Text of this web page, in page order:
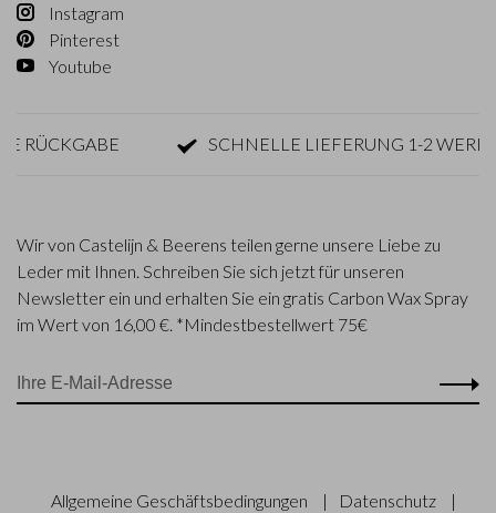
Instagram
Pinterest
Youtube
SCHNELLE LIEFERUNG 1-2 WERKTAGE
Wir von Castelijn & Beerens teilen gerne unsere Liebe zu
Leder mit Ihnen. Schreiben Sie sich jetzt für unseren
Newsletter ein und erhalten Sie ein gratis Carbon Wax Spray
im Wert von 16,00 €. *Mindestbestellwert 75€
Allgemeine Geschäftsbedingungen | Datenschutz |